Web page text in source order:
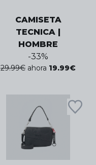
CAMISETA
TECNICA |
HOMBRE
-33%
29.99€ ahora 19.99€